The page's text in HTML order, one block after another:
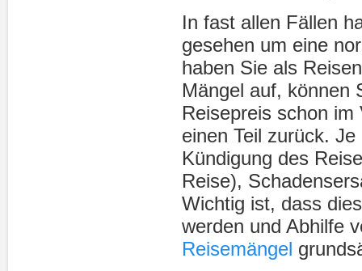
In fast allen Fällen
gesehen um eine
haben Sie als
Mängel auf, können
Reisepreis schon
einen Teil zurück.
Kündigung des
Reise),
Wichtig ist, dass
werden und Abhilfe
Reisemängel